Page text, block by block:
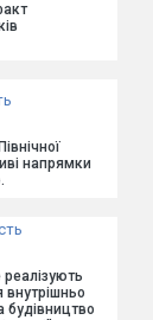
напрямки
реалізують
внутрішньо
будівництво